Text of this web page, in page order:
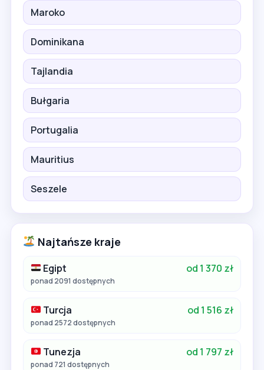
Maroko
Dominikana
Tajlandia
Bułgaria
Portugalia
Mauritius
Seszele
Najtańsze kraje
Egipt od 1 370 zł
ponad 2091 dostępnych
Turcja od 1 516 zł
ponad 2572 dostępnych
Tunezja od 1 797 zł
ponad 721 dostępnych